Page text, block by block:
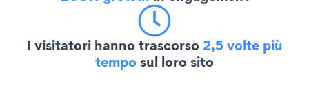
I visitatori hanno trascorso2,5 volte più
temposul loro sito